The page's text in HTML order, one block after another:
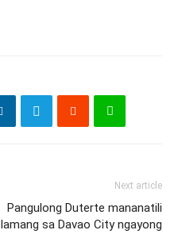
Next article
Pangulong Duterte mananatili
lamang sa Davao City ngayong